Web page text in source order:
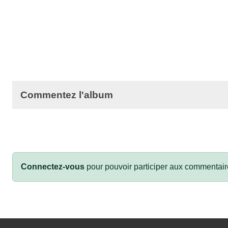
Commentez l'album
Connectez-vous pour pouvoir participer aux